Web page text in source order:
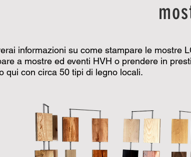
informazioni su come stampare le mostre
a mostre ed eventi HVH o prendere in
qui con circa 50 tipi di legno locali.